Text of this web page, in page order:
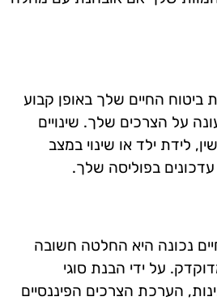
ביטוח החיים שלך באופן קבוע
על הצרכים שלך. שינויים
לידת ילד או שינוי במצב
בפוליסה שלך.
נכונה היא החלטה חשובה
על ידי הבנת סוגי
הערכת הצרכים הפיננסיים